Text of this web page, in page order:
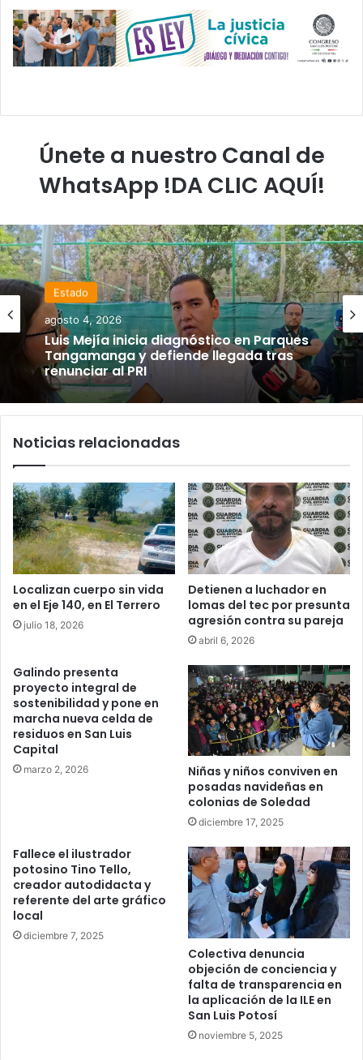
Únete a nuestro Canal de
WhatsApp !DA CLIC AQUÍ!
Estado
agosto 4, 2026
Luis Mejía inicia diagnóstico en Parques
Tangamanga y defiende llegada tras
renunciar al PRI
Noticias relacionadas
Localizan cuerpo sin vida
en el Eje 140, en El Terrero
julio 18, 2026
Detienen a luchador en
lomas del tec por presunta
agresión contra su pareja
abril 6, 2026
Galindo presenta
proyecto integral de
sostenibilidad y pone en
marcha nueva celda de
residuos en San Luis
Capital
marzo 2, 2026
Niñas y niños conviven en
posadas navideñas en
colonias de Soledad
diciembre 17, 2025
Fallece el ilustrador
potosino Tino Tello,
creador autodidacta y
referente del arte gráfico
local
diciembre 7, 2025
Colectiva denuncia
objeción de conciencia y
falta de transparencia en
la aplicación de la ILE en
San Luis Potosí
noviembre 5, 2025